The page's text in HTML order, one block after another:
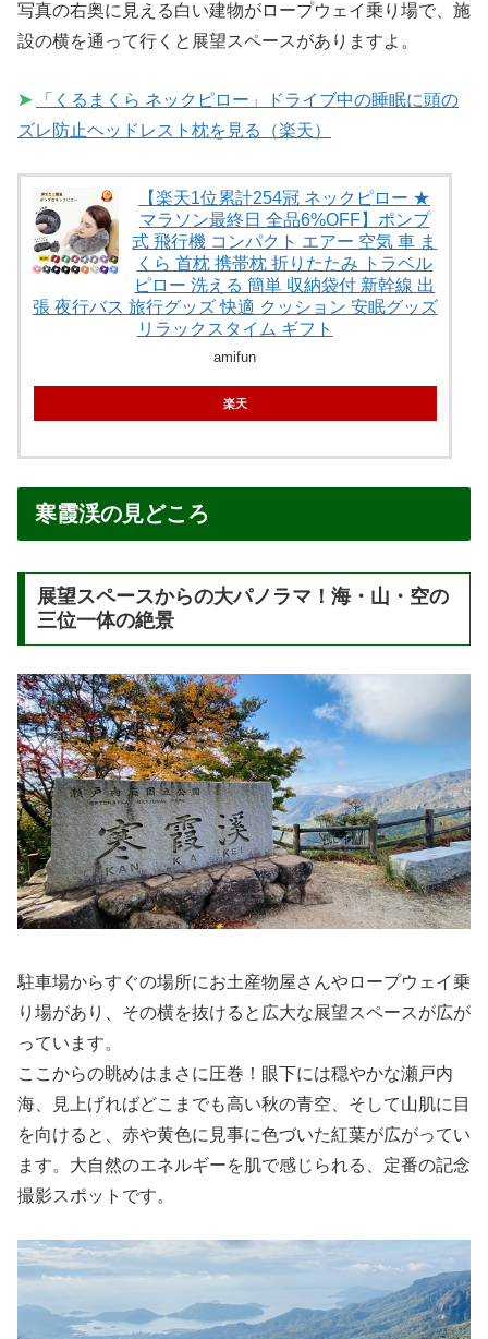
写真の右奥に見える白い建物がロープウェイ乗り場で、施
設の横を通って行くと展望スペースがありますよ。
➤
「くるまくら ネックピロー」ドライブ中の睡眠に頭の
ズレ防止ヘッドレスト枕を見る（楽天）
【楽天1位累計254冠 ネックピロー ★
マラソン最終日 全品6%OFF】ポンプ
式 飛行機 コンパクト エアー 空気 車 ま
くら 首枕 携帯枕 折りたたみ トラベル
ピロー 洗える 簡単 収納袋付 新幹線 出
張 夜行バス 旅行グッズ 快適 クッション 安眠グッズ
リラックスタイム ギフト
amifun
楽天
寒霞渓の見どころ
展望スペースからの大パノラマ！海・山・空の
三位一体の絶景
駐車場からすぐの場所にお土産物屋さんやロープウェイ乗
り場があり、その横を抜けると広大な展望スペースが広が
っています。
ここからの眺めはまさに圧巻！眼下には穏やかな瀬戸内
海、見上げればどこまでも高い秋の青空、そして山肌に目
を向けると、赤や黄色に見事に色づいた紅葉が広がってい
ます。大自然のエネルギーを肌で感じられる、定番の記念
撮影スポットです。